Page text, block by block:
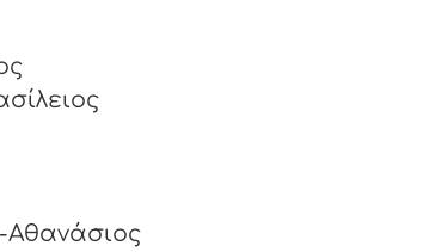
Αθανάσιος